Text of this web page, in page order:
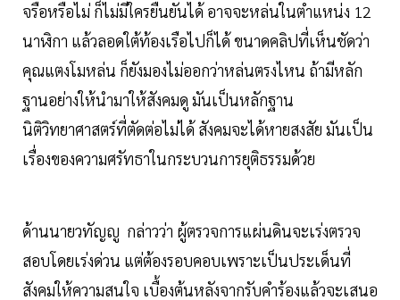
จรือหรือไม่ ก็ไม่มีใครยืนยันได้ อาจจะหล่นในตำแหน่ง 12
นาฬิกา แล้วลอดใต้ท้องเรือไปก็ได้ ขนาดคลิปที่เห็นชัดว่า
คุณแตงโมหล่น ก็ยังมองไม่ออกว่าหล่นตรงไหน ถ้ามีหลัก
ฐานอย่างให้นำมาให้สังคมดู มันเป็นหลักฐาน
นิติวิทยาศาสตร์ที่ตัดต่อไม่ได้ สังคมจะได้หายสงสัย มันเป็น
เรื่องของความศรัทธาในกระบวนการยุติธรรมด้วย
ด้านนายวทัญญู กล่าวว่า ผู้ตรวจการแผ่นดินจะเร่งตรวจ
สอบโดยเร่งด่วน แต่ต้องรอบคอบเพราะเป็นประเด็นที่
สังคมให้ความสนใจ เบื้องต้นหลังจากรับคำร้องแล้วจะเสนอ